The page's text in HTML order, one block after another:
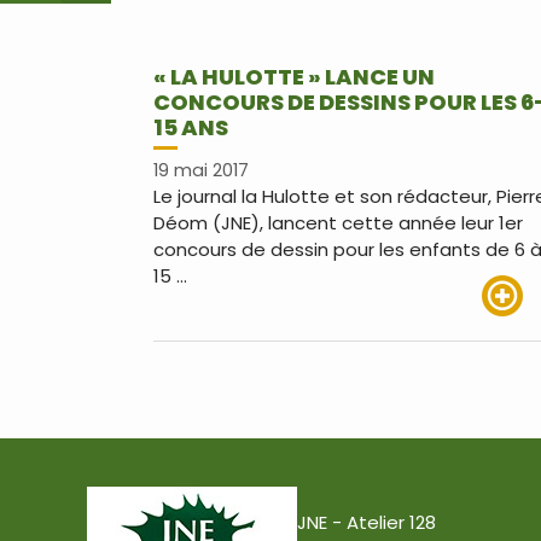
« LA HULOTTE » LANCE UN
CONCOURS DE DESSINS POUR LES
15 ANS
19 mai 2017
Le journal la Hulotte et son rédacteur,
Déom (JNE), lancent cette année leur 1er
concours de dessin pour les enfants de 6 à
15 …
JNE - Atelier 128